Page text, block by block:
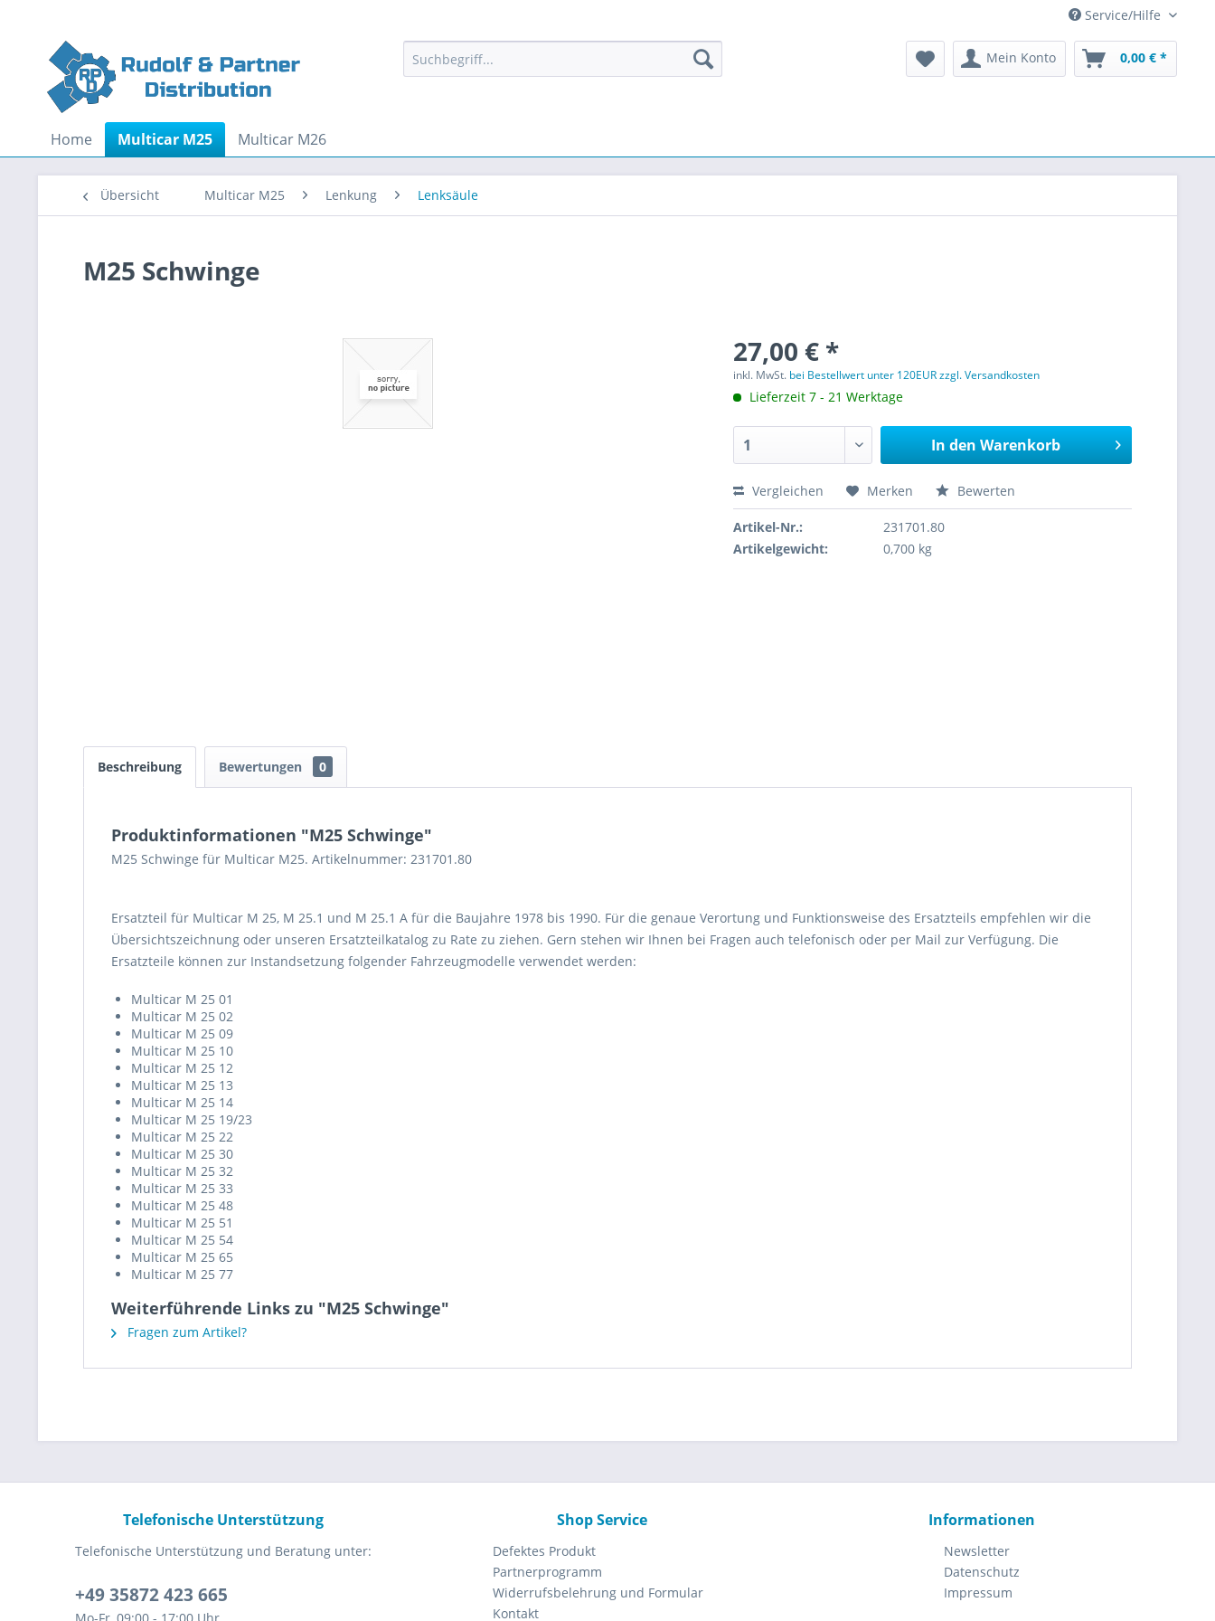
Service/Hilfe
Mein Konto 0,00 € *
Home Multicar M25 Multicar M26
Übersicht Multicar M25 Lenkung Lenksäule
M25 Schwinge
27,00 € *
inkl. MwSt. bei Bestellwert unter 120EUR zzgl. Versandkosten
Lieferzeit 7 - 21 Werktage
In den Warenkorb
Vergleichen Merken Bewerten
Artikel-Nr.:
231701.80
Artikelgewicht:
0,700 kg
Beschreibung Bewertungen 0
Produktinformationen "M25 Schwinge"
M25 Schwinge für Multicar M25. Artikelnummer: 231701.80
Ersatzteil für Multicar M 25, M 25.1 und M 25.1 A für die Baujahre 1978 bis 1990. Für die genaue Verortung und Funktionsweise des Ersatzteils empfehlen wir die
Übersichtszeichnung oder unseren Ersatzteilkatalog zu Rate zu ziehen. Gern stehen wir Ihnen bei Fragen auch telefonisch oder per Mail zur Verfügung. Die
Ersatzteile können zur Instandsetzung folgender Fahrzeugmodelle verwendet werden:
Multicar M 25 01
Multicar M 25 02
Multicar M 25 09
Multicar M 25 10
Multicar M 25 12
Multicar M 25 13
Multicar M 25 14
Multicar M 25 19/23
Multicar M 25 22
Multicar M 25 30
Multicar M 25 32
Multicar M 25 33
Multicar M 25 48
Multicar M 25 51
Multicar M 25 54
Multicar M 25 65
Multicar M 25 77
Weiterführende Links zu "M25 Schwinge"
Fragen zum Artikel?
Telefonische Unterstützung
Telefonische Unterstützung und Beratung unter:
+49 35872 423 665
Shop Service
Defektes Produkt
Partnerprogramm
Widerrufsbelehrung und Formular
Kontakt
Informationen
Newsletter
Datenschutz
Impressum